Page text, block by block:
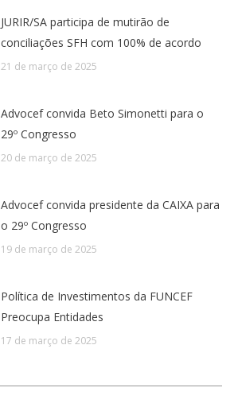
JURIR/SA participa de mutirão de
conciliações SFH com 100% de acordo
21 de março de 2025
Advocef convida Beto Simonetti para o
29º Congresso
20 de março de 2025
Advocef convida presidente da CAIXA para
o 29º Congresso
19 de março de 2025
Política de Investimentos da FUNCEF
Preocupa Entidades
17 de março de 2025